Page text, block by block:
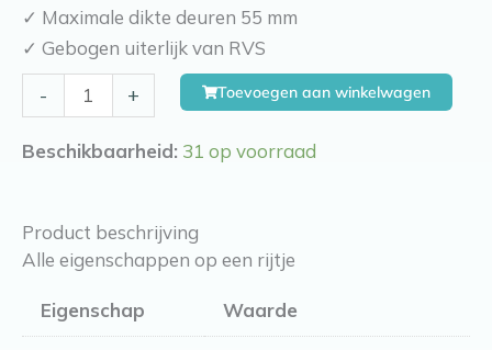
✓ Maximale dikte deuren 55 mm
✓ Gebogen uiterlijk van RVS
-
Deurklink
Curved
+ Toevoegen aan winkelwagen
Beschikbaarheid: 31 op voorraad
Product beschrijving
Alle eigenschappen op een rijtje
Eigenschap Waarde